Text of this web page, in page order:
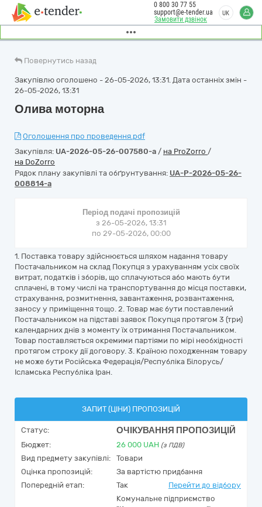
Замовити дзвінок
0 800 30 77 55
support@e-tender.ua
UK
Повернутись назад
Закупівлю оголошено - 26-05-2026, 13:31. Дата останніх змін -
26-05-2026, 13:31
Олива моторна
Оголошення про проведення.pdf
Закупівля: UA-2026-05-26-007580-a / на ProZorro /
на DoZorro
Рядок плану закупівлі та обґрунтування: UA-P-2026-05-26-
008814-a
Період подачі пропозицій
з 26-05-2026, 13:31
по 29-05-2026, 00:00
1. Поставка товару здійснюється шляхом надання товару
Постачальником на склад Покупця з урахуванням усіх своїх
витрат, податків і зборів, що сплачуються або мають бути
сплачені, в тому числі на транспортування до місця поставки,
страхування, розмитнення, завантаження, розвантаження,
заносу у приміщення тощо. 2. Товар має бути поставлений
Постачальником на підставі заявок Покупця протягом 3 (три)
календарних днів з моменту їх отримання Постачальником.
Товар поставляється окремими партіями по мірі необхідності
протягом строку дії договору. 3. Країною походженням товару
не може бути Російська Федерація/Республіка Білорусь/
Ісламська Республіка Іран.
ЗАПИТ (ЦІНИ) ПРОПОЗИЦІЙ
Статус: ОЧІКУВАННЯ ПРОПОЗИЦІЙ
Бюджет: 26 000 UAH (з ПДВ)
Вид предмету закупівлі:
Товари
Оцінка пропозицій:
За вартістю придбання
Попередній етап:
Так Перейти до відбору
Комунальне підприємство